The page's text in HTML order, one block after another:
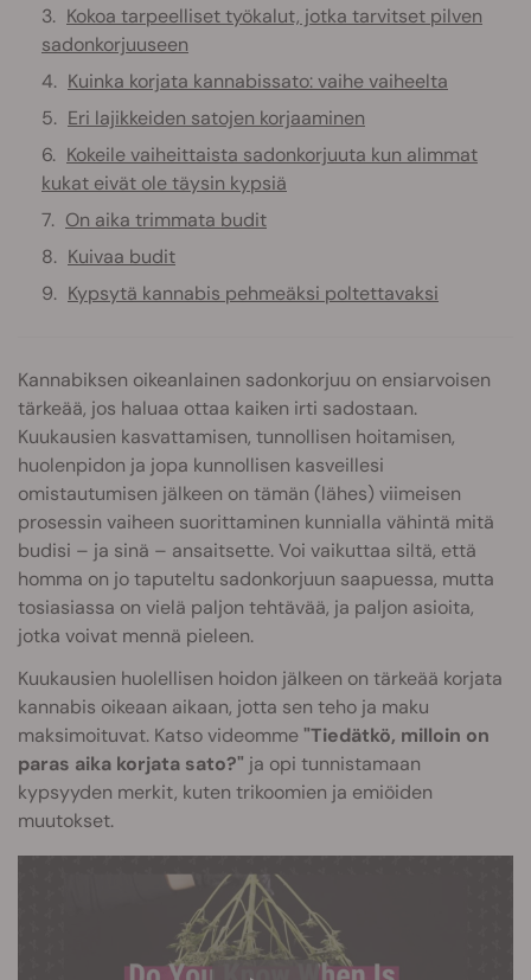
Kokoa tarpeelliset työkalut, jotka tarvitset pilven
sadonkorjuuseen
Kuinka korjata kannabissato: vaihe vaiheelta
Eri lajikkeiden satojen korjaaminen
Kokeile vaiheittaista sadonkorjuuta kun alimmat
kukat eivät ole täysin kypsiä
On aika trimmata budit
Kuivaa budit
Kypsytä kannabis pehmeäksi poltettavaksi
Kannabiksen oikeanlainen sadonkorjuu on ensiarvoisen
tärkeää, jos haluaa ottaa kaiken irti sadostaan.
Kuukausien kasvattamisen, tunnollisen hoitamisen,
huolenpidon ja jopa kunnollisen kasveillesi
omistautumisen jälkeen on tämän (lähes) viimeisen
prosessin vaiheen suorittaminen kunnialla vähintä mitä
budisi – ja sinä – ansaitsette. Voi vaikuttaa siltä, että
homma on jo taputeltu sadonkorjuun saapuessa, mutta
tosiasiassa on vielä paljon tehtävää, ja paljon asioita,
jotka voivat mennä pieleen.
Kuukausien huolellisen hoidon jälkeen on tärkeää korjata
kannabis oikeaan aikaan, jotta sen teho ja maku
maksimoituvat. Katso videomme"Tiedätkö, milloin on
paras aika korjata sato?" ja opi tunnistamaan
kypsyyden merkit, kuten trikoomien ja emiöiden
muutokset.